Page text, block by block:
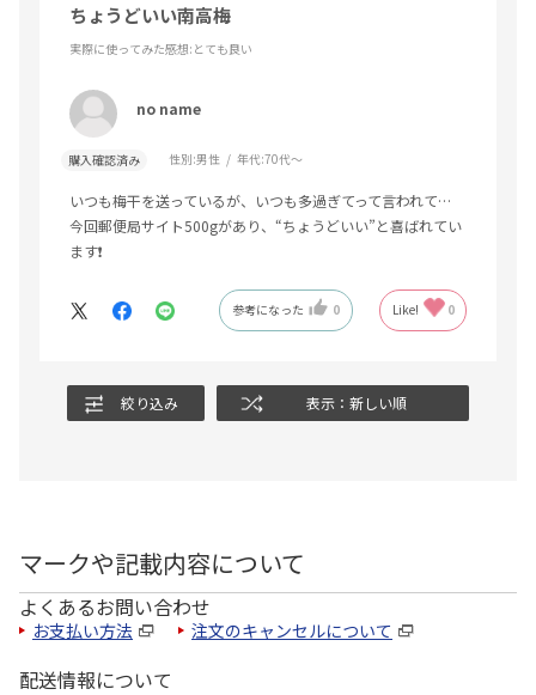
ちょうどいい南高梅
実際に使ってみた感想:とても良い
no name
購入確認済み 性別:男性 年代:70代～
いつも梅干を送っているが、いつも多過ぎてって言われて…
今回郵便局サイト500gがあり、“ちょうどいい”と喜ばれてい
ます❗️
参考になった 0 Like! 0
絞り込み 表示：新しい順
マークや記載内容について
よくあるお問い合わせ
お支払い方法 注文のキャンセルについて
配送情報について